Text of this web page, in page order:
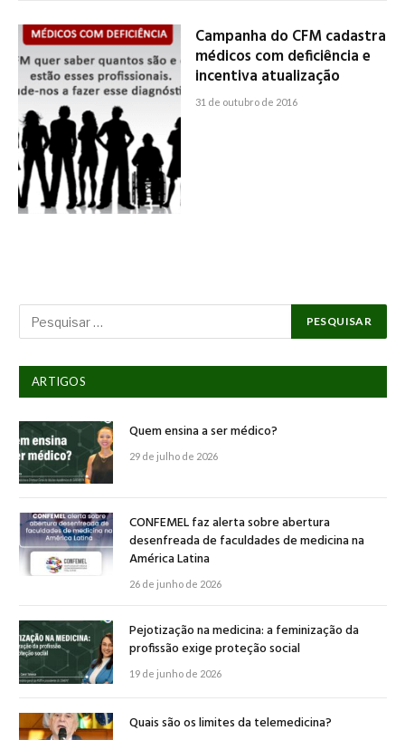
Campanha do CFM cadastra
médicos com deficiência e
incentiva atualização
31 de outubro de 2016
ARTIGOS
Quem ensina a ser médico?
29 de julho de 2026
CONFEMEL faz alerta sobre abertura
desenfreada de faculdades de medicina na
América Latina
26 de junho de 2026
Pejotização na medicina: a feminização da
profissão exige proteção social
19 de junho de 2026
Quais são os limites da telemedicina?